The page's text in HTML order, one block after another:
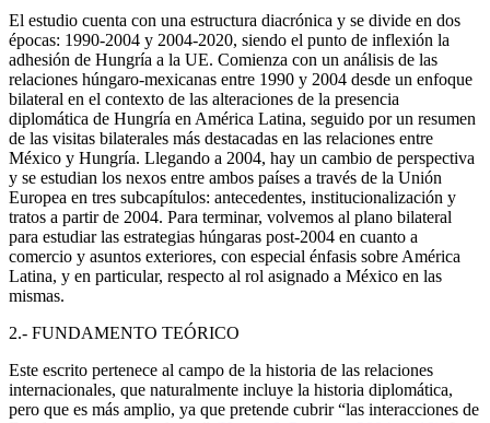
El estudio cuenta con una estructura diacrónica y se divide en dos
épocas: 1990-2004 y 2004-2020, siendo el punto de inflexión la
adhesión de Hungría a la UE. Comienza con un análisis de las
relaciones húngaro-mexicanas entre 1990 y 2004 desde un enfoque
bilateral en el contexto de las alteraciones de la presencia
diplomática de Hungría en América Latina, seguido por un resumen
de las visitas bilaterales más destacadas en las relaciones entre
México y Hungría. Llegando a 2004, hay un cambio de perspectiva
y se estudian los nexos entre ambos países a través de la Unión
Europea en tres subcapítulos: antecedentes, institucionalización y
tratos a partir de 2004. Para terminar, volvemos al plano bilateral
para estudiar las estrategias húngaras post-2004 en cuanto a
comercio y asuntos exteriores, con especial énfasis sobre América
Latina, y en particular, respecto al rol asignado a México en las
mismas.
2.- FUNDAMENTO TEÓRICO
Este escrito pertenece al campo de la historia de las relaciones
internacionales, que naturalmente incluye la historia diplomática,
pero que es más amplio, ya que pretende cubrir “las interacciones de